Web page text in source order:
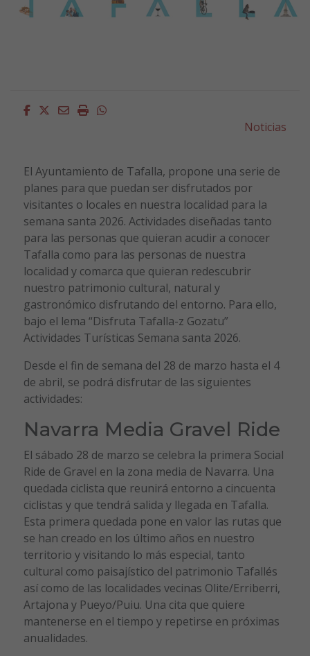
Facebook
Twitter
EmailImprimirWhatsapp
Noticias
El Ayuntamiento de Tafalla, propone una serie de
planes para que puedan ser disfrutados por
visitantes o locales en nuestra localidad para la
semana santa 2026. Actividades diseñadas tanto
para las personas que quieran acudir a conocer
Tafalla como para las personas de nuestra
localidad y comarca que quieran redescubrir
nuestro patrimonio cultural, natural y
gastronómico disfrutando del entorno. Para ello,
bajo el lema “Disfruta Tafalla-z Gozatu”
Actividades Turísticas Semana santa 2026.
Desde el fin de semana del 28 de marzo hasta el 4
de abril, se podrá disfrutar de las siguientes
actividades:
Navarra Media Gravel Ride
El sábado 28 de marzo se celebra la primera Social
Ride de Gravel en la zona media de Navarra. Una
quedada ciclista que reunirá entorno a cincuenta
ciclistas y que tendrá salida y llegada en Tafalla.
Esta primera quedada pone en valor las rutas que
se han creado en los último años en nuestro
territorio y visitando lo más especial, tanto
cultural como paisajístico del patrimonio Tafallés
así como de las localidades vecinas Olite/Erriberri,
Artajona y Pueyo/Puiu. Una cita que quiere
mantenerse en el tiempo y repetirse en próximas
anualidades.